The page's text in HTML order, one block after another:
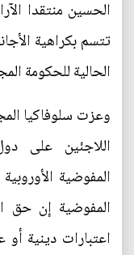
الحسين منتقدا
تتسم بكراهية
الحالية للحكومة
وعزت سلوفاكيا
اللاجئين على
المفوضية
المفوضية إن حق
اعتبارات دينية أو